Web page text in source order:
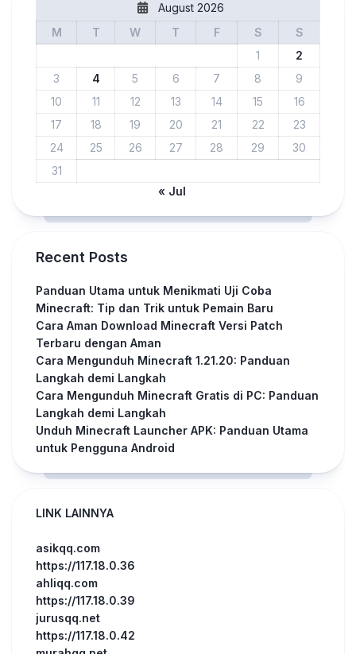
August 2026
M
T W T F S
S
1
2
3
4 5 6 7 8
9
10
11 12 13 14 15
16
17
18 19 20 21 22
23
24
25 26 27 28 29
30
31
« Jul
Recent Posts
Panduan Utama untuk Menikmati Uji Coba
Minecraft: Tip dan Trik untuk Pemain Baru
Cara Aman Download Minecraft Versi Patch
Terbaru dengan Aman
Cara Mengunduh Minecraft 1.21.20: Panduan
Langkah demi Langkah
Cara Mengunduh Minecraft Gratis di PC: Panduan
Langkah demi Langkah
Unduh Minecraft Launcher APK: Panduan Utama
untuk Pengguna Android
LINK LAINNYA
asikqq.com
https://117.18.0.36
ahliqq.com
https://117.18.0.39
jurusqq.net
https://117.18.0.42